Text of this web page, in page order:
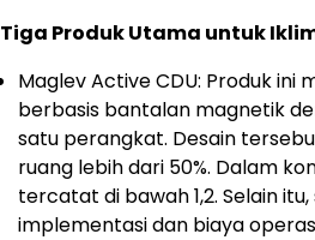
Tiga Produk Utama untuk
Maglev Active CDU: Produk
berbasis bantalan magnetik
satu perangkat. Desain
ruang lebih dari 50%. Dalam
tercatat di bawah 1,2. Selain
implementasi dan biaya